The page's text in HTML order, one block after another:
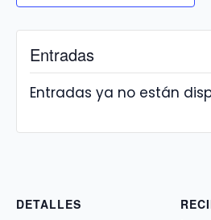
DETALLES
Entradas
Entradas ya no están